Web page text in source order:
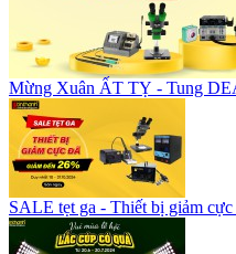
Mừng Xuân ẤT TỴ - Tung
SALE tẹt ga - Thiết bị giảm cực